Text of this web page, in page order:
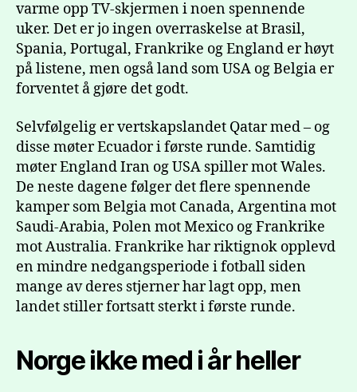
varme opp TV-skjermen i noen spennende
uker. Det er jo ingen overraskelse at Brasil,
Spania, Portugal, Frankrike og England er høyt
på listene, men også land som USA og Belgia er
forventet å gjøre det godt.
Selvfølgelig er vertskapslandet Qatar med – og
disse møter Ecuador i første runde. Samtidig
møter England Iran og USA spiller mot Wales.
De neste dagene følger det flere spennende
kamper som Belgia mot Canada, Argentina mot
Saudi-Arabia, Polen mot Mexico og Frankrike
mot Australia. Frankrike har riktignok opplevd
en mindre nedgangsperiode i fotball siden
mange av deres stjerner har lagt opp, men
landet stiller fortsatt sterkt i første runde.
Norge ikke med i år heller